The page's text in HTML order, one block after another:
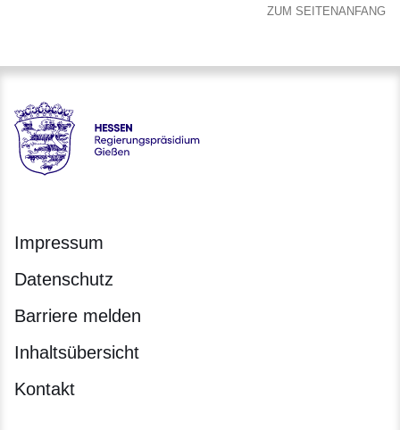
ZUM SEITENANFANG
Hessen - Regierungspräsidium Gießen
Impressum
Datenschutz
Barriere melden
Inhaltsübersicht
Kontakt